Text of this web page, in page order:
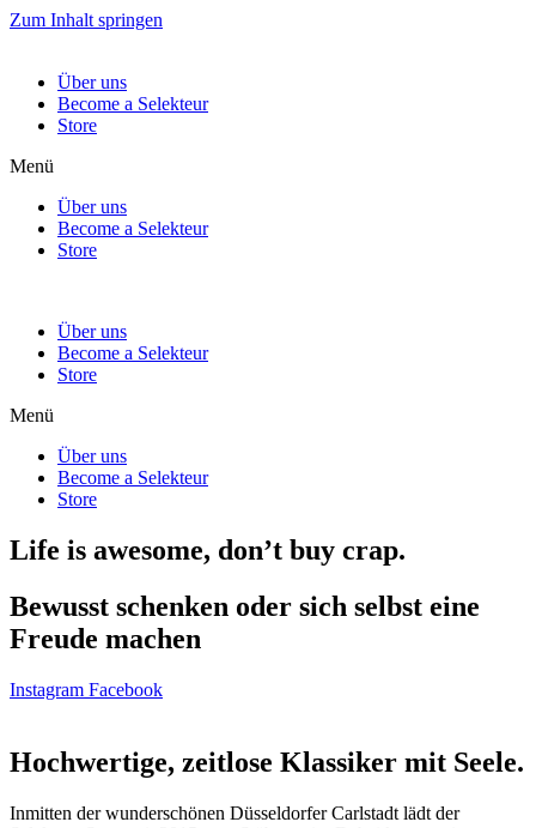
Zum Inhalt springen
Über uns
Become a Selekteur
Store
Menü
Über uns
Become a Selekteur
Store
Über uns
Become a Selekteur
Store
Menü
Über uns
Become a Selekteur
Store
Life is awesome, don’t buy crap.
Bewusst schenken oder sich selbst eine
Freude machen
Instagram Facebook
Hochwertige, zeitlose Klassiker mit Seele.
Inmitten der wunderschönen Düsseldorfer Carlstadt lädt der